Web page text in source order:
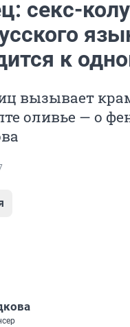
секс-
к
вызывает
оливье — о